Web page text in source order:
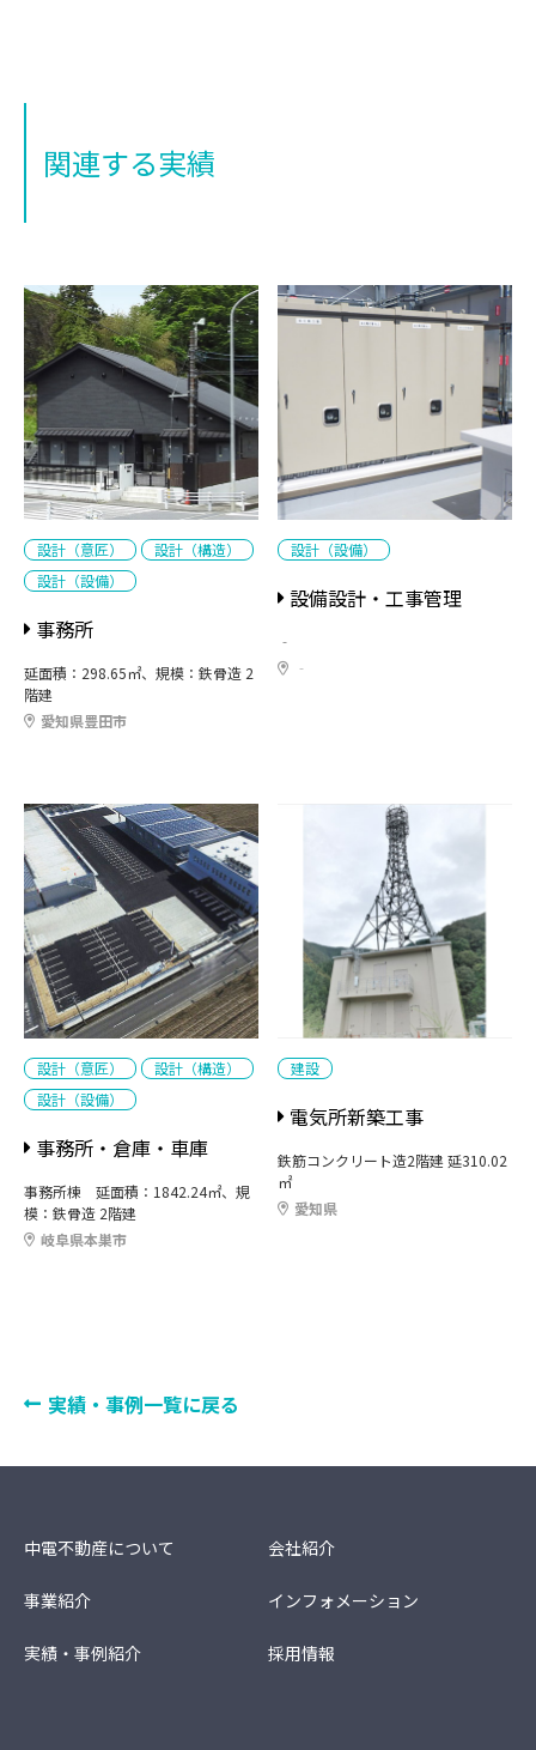
関連する実績
設計（意匠）
設計（構造）
設計（設備）
事務所
延面積：298.65㎡、規模：鉄骨造 2
階建
愛知県豊田市
設計（設備）
設備設計・工事管理
‐
‐
設計（意匠）
設計（構造）
設計（設備）
事務所・倉庫・車庫
事務所棟 延面積：1842.24㎡、規
模：鉄骨造 2階建
岐阜県本巣市
建設
電気所新築工事
鉄筋コンクリート造2階建 延310.02
㎡
愛知県
実績・事例一覧に戻る
中電不動産について
事業紹介
実績・事例紹介
会社紹介
インフォメーション
採用情報